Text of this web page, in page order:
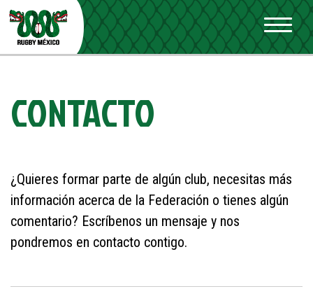
CONTACTO
¿Quieres formar parte de algún club, necesitas más
información acerca de la Federación o tienes algún
comentario? Escríbenos un mensaje y nos
pondremos en contacto contigo.